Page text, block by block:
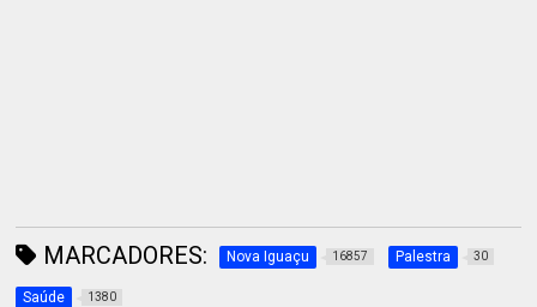
MARCADORES: Nova Iguaçu 16857 Palestra 30
Saúde 1380